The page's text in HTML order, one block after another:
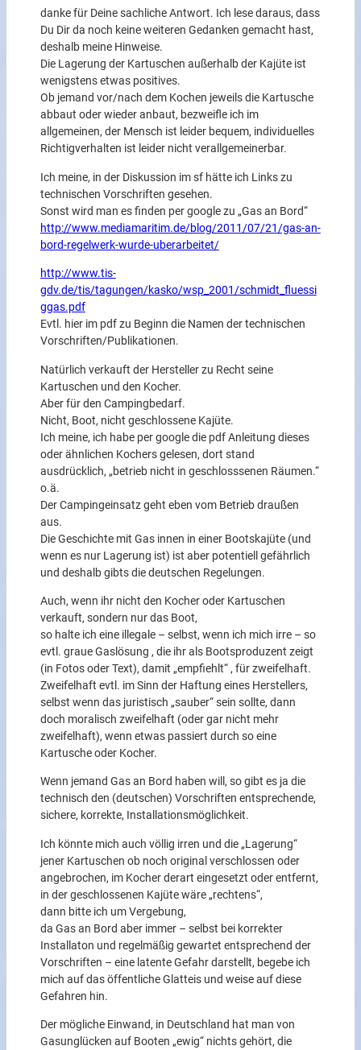
danke für Deine sachliche Antwort. Ich lese daraus, dass
Du Dir da noch keine weiteren Gedanken gemacht hast,
deshalb meine Hinweise.
Die Lagerung der Kartuschen außerhalb der Kajüte ist
wenigstens etwas positives.
Ob jemand vor/nach dem Kochen jeweils die Kartusche
abbaut oder wieder anbaut, bezweifle ich im
allgemeinen, der Mensch ist leider bequem, individuelles
Richtigverhalten ist leider nicht verallgemeinerbar.
Ich meine, in der Diskussion im sf hätte ich Links zu
technischen Vorschriften gesehen.
Sonst wird man es finden per google zu „Gas an Bord“
http://www.mediamaritim.de/blog/2011/07/21/gas-an-
bord-regelwerk-wurde-uberarbeitet/
http://www.tis-
gdv.de/tis/tagungen/kasko/wsp_2001/schmidt_fluessi
ggas.pdf
Evtl. hier im pdf zu Beginn die Namen der technischen
Vorschriften/Publikationen.
Natürlich verkauft der Hersteller zu Recht seine
Kartuschen und den Kocher.
Aber für den Campingbedarf.
Nicht, Boot, nicht geschlossene Kajüte.
Ich meine, ich habe per google die pdf Anleitung dieses
oder ähnlichen Kochers gelesen, dort stand
ausdrücklich, „betrieb nicht in geschlosssenen Räumen.“
o.ä.
Der Campingeinsatz geht eben vom Betrieb draußen
aus.
Die Geschichte mit Gas innen in einer Bootskajüte (und
wenn es nur Lagerung ist) ist aber potentiell gefährlich
und deshalb gibts die deutschen Regelungen.
Auch, wenn ihr nicht den Kocher oder Kartuschen
verkauft, sondern nur das Boot,
so halte ich eine illegale – selbst, wenn ich mich irre – so
evtl. graue Gaslösung , die ihr als Bootsproduzent zeigt
(in Fotos oder Text), damit „empfiehlt“ , für zweifelhaft.
Zweifelhaft evtl. im Sinn der Haftung eines Herstellers,
selbst wenn das juristisch „sauber“ sein sollte, dann
doch moralisch zweifelhaft (oder gar nicht mehr
zweifelhaft), wenn etwas passiert durch so eine
Kartusche oder Kocher.
Wenn jemand Gas an Bord haben will, so gibt es ja die
technisch den (deutschen) Vorschriften entsprechende,
sichere, korrekte, Installationsmöglichkeit.
Ich könnte mich auch völlig irren und die „Lagerung“
jener Kartuschen ob noch original verschlossen oder
angebrochen, im Kocher derart eingesetzt oder entfernt,
in der geschlossenen Kajüte wäre „rechtens“,
dann bitte ich um Vergebung,
da Gas an Bord aber immer – selbst bei korrekter
Installaton und regelmäßig gewartet entsprechend der
Vorschriften – eine latente Gefahr darstellt, begebe ich
mich auf das öffentliche Glatteis und weise auf diese
Gefahren hin.
Der mögliche Einwand, in Deutschland hat man von
Gasunglücken auf Booten „ewig“ nichts gehört, die